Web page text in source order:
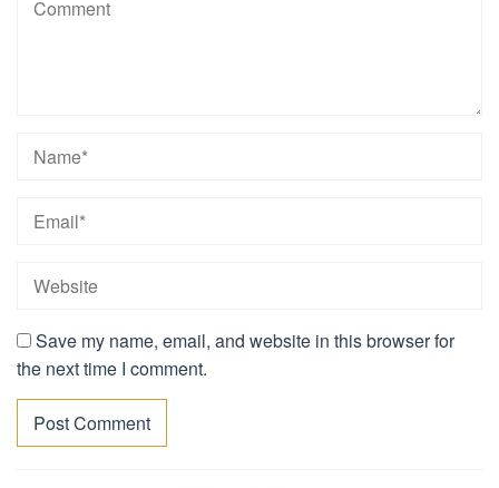
Save my name, email, and website in this browser for
the next time I comment.